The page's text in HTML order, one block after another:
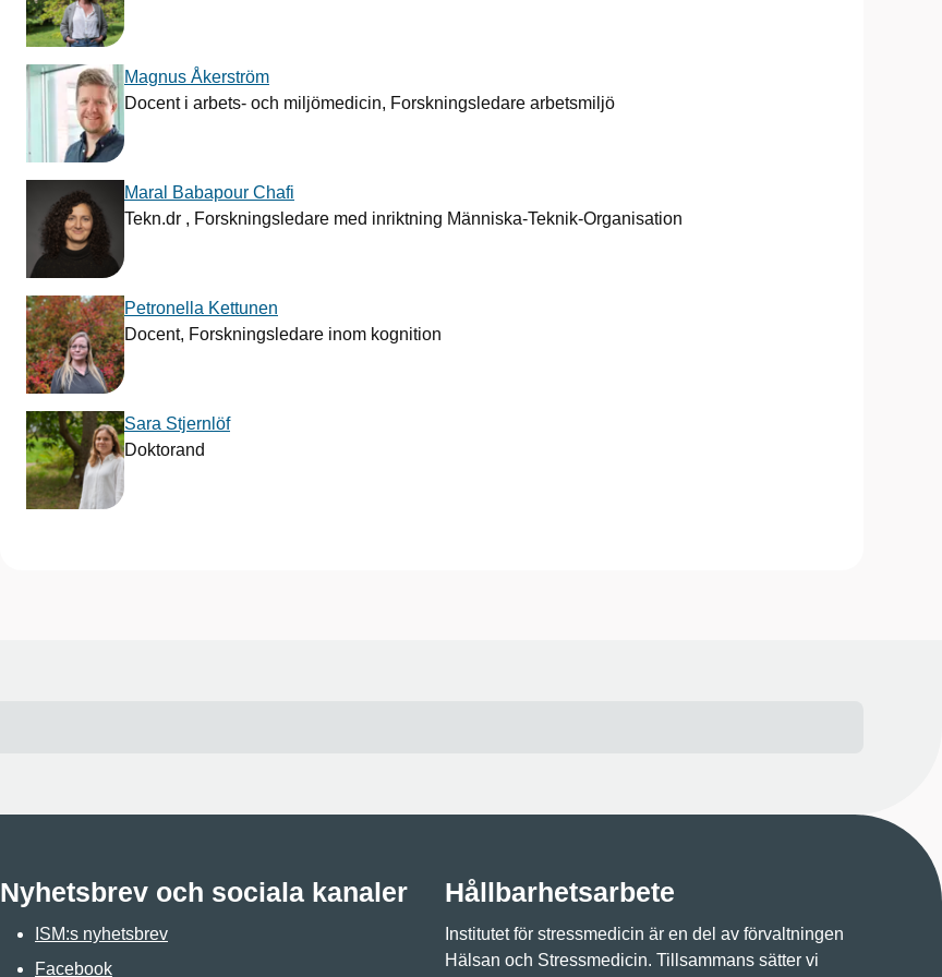
Magnus Åkerström
Docent i arbets- och miljömedicin, Forskningsledare arbetsmiljö
Maral Babapour Chafi
Tekn.dr , Forskningsledare med inriktning Människa-Teknik-Organisation
Petronella Kettunen
Docent, Forskningsledare inom kognition
Sara Stjernlöf
Doktorand
Nyhetsbrev och sociala kanaler
ISM:s nyhetsbrev
Facebook
Hållbarhetsarbete
Institutet för stressmedicin är en del av förvaltningen
Hälsan och Stressmedicin. Tillsammans sätter vi